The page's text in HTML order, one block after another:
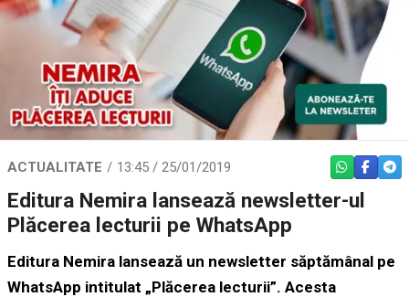
ACTUALITATE 13:45 / 25/01/2019 WHATSAPP
Editura Nemira lansează newsletter-ul
Plăcerea lecturii pe WhatsApp
Editura Nemira lansează un newsletter săptămânal pe
WhatsApp intitulat „Plăcerea lecturii”. Acesta